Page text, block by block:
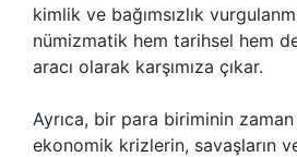
kimlik ve bağımsızlık
nümizmatik hem tarihsel hem
aracı olarak karşımıza çıkar.
Ayrıca, bir para biriminin
ekonomik krizlerin, savaşların